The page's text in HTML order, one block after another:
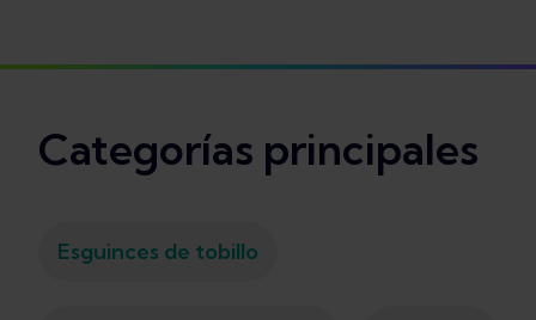
Categorías principales
Esguinces de tobillo